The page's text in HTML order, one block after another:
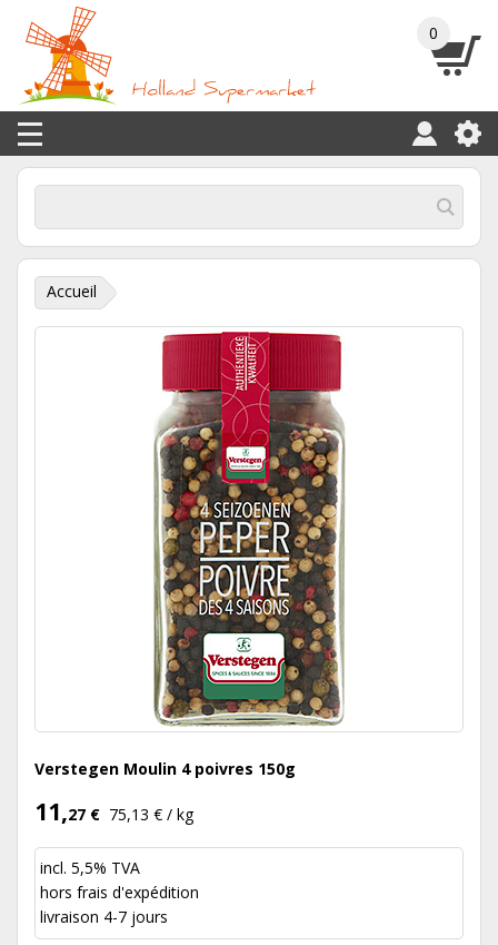
0
Accueil
Verstegen Moulin 4 poivres 150g
11,27 € 75,13 € / kg
incl. 5,5% TVA
hors frais d'expédition
livraison 4-7 jours